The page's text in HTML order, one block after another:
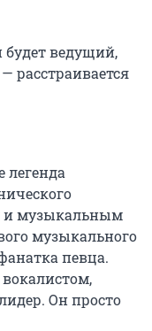
будет ведущий,
расстраивается
легенда
и музыкальным
музыкального
певца.
Он просто